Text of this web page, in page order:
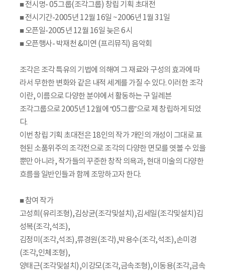
■ 전시명- 05그룹(조각그룹) 창립 기획 초대전
■ 전시기간-2005년 12월 16일 ~2006년 1월 31일
■ 오픈일-2005년 12월 16일 늦은 6시
■ 오픈행사- 박재천 &미연 (프리뮤직) 음악회
조각은 조각 특유의 기법에 의해여 그 재료와 구성의 효과에 따
라서 무한한 변화와 같은 내적 세계를 가질 수 있다. 이러한 조각
이란, 이름으로 다양한 분야에서 활동하는 구 일레븐
조각그룹으로 2005년 12월에 “05그룹”으로 제 창립하게 되었
다.
이번 창립 기획 초대전은 18인의 작가 개인의 개성이 그대로 표
현된 소품위주의 조각전으로 조각의 다양한 면모를 엿볼 수 있을
뿐만 아니라, 작가들의 꾸준한 창작 의욕과, 현대 미술의 다양한
흐름을 일반인들과 함께 조망하고자 한다.
■ 참여 작가
고성희(유리조형),김상균(조각및설치),김세일(조각및설치)김
성복(조각,석조),
김정미(조각,석조),류경원(조각),박용수(조각,석조),손미경
(조각,인체조형),
양태근(조각및설치),이강모(조각,금속조형),이동용(조각,금속